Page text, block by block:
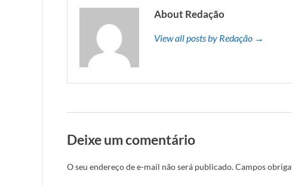
About Redação
View all posts by Redação →
Deixe um comentário
O seu endereço de e-mail não será publicado.Campos